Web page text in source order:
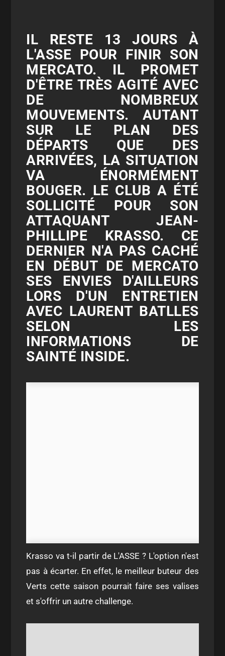
IL RESTE 13 JOURS À
L'ASSE POUR FINIR SON
MERCATO. IL PROMET
D'ÊTRE TRÈS AGITÉ AVEC
DE NOMBREUX
MOUVEMENTS. AUTANT
SUR LE PLAN DES
DÉPARTS QUE DES
ARRIVÉES, LA SITUATION
VA ÉNORMÉMENT
BOUGER. LE CLUB A ÉTÉ
SOLLICITÉ POUR SON
ATTAQUANT JEAN-
PHILLIPE KRASSO. CE
DERNIER N'A PAS CACHÉ
EN DÉBUT DE MERCATO
SES ENVIES D'AILLEURS
LORS D'UN ENTRETIEN
AVEC LAURENT BATLLES
SELON LES
INFORMATIONS DE
SAINTÉ INSIDE.
Krasso va t-il partir de L'ASSE ? L'option n'est
pas à écarter. En effet, le meilleur buteur des
Verts cette saison pourrait faire ses valises
et s'offrir un autre challenge.